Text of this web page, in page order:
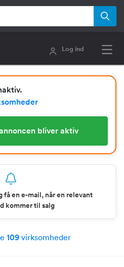
Log ind
bliver aktiv
få en e-mail, når en relevant
kommer til salg
109virksomheder